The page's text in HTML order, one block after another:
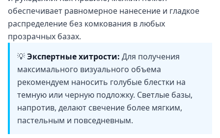
обеспечивает равномерное нанесение и гладкое
распределение без комкования в любых
прозрачных базах.
💡Экспертные хитрости: Для получения
максимального визуального объема
рекомендуем наносить голубые блестки на
темную или черную подложку. Светлые базы,
напротив, делают свечение более мягким,
пастельным и повседневным.